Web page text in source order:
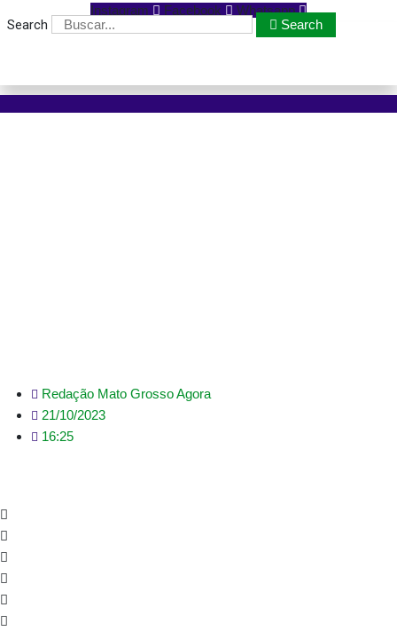
Instagram Facebook Whatsapp
Search Search
Redação Mato Grosso Agora
21/10/2023
16:25